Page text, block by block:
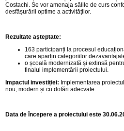
Costachi. Se vor amenaja sălile de curs
desfășurării optime a activităților.
Rezultate așteptate:
163 participanți la procesul
care aparțin categoriilor
o școală modernizată și extinsă
finalul implementării proiectului.
Impactul investiției: Implementarea
nou, modern și cu dotări adecvate.
Data de începere a proiectului este